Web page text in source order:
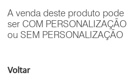
A venda deste produto pode
ser COM PERSONALIZAÇÃO
ou SEM PERSONALIZAÇÃO
Voltar